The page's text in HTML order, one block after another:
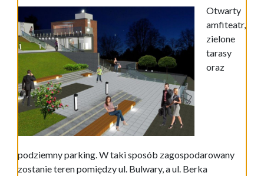
Otwarty
amfiteatr,
zielone
tarasy
oraz
podziemny parking. W taki sposób zagospodarowany
zostanie teren pomiędzy ul. Bulwary, a ul. Berka